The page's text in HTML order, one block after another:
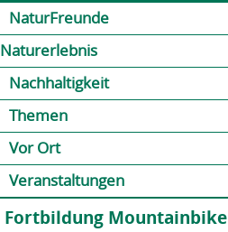
NaturFreunde
Naturerlebnis
Nachhaltigkeit
Themen
Vor Ort
Veranstaltungen
Fortbildung Mountainbike